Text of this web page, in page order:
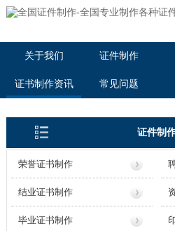
关于我们 证件制作
证书制作资讯 常见问题
证件制
荣誉证书制作
结业证书制作
毕业证书制作